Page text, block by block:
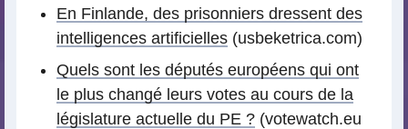
En Finlande, des prisonniers dressent des
intelligences artificielles (usbeketrica.com)
Quels sont les députés européens qui ont
le plus changé leurs votes au cours de la
législature actuelle du PE ? (votewatch.eu